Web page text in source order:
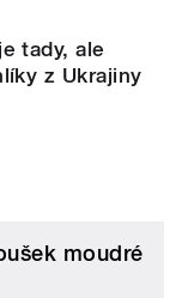
tady, ale
z Ukrajiny
moudré